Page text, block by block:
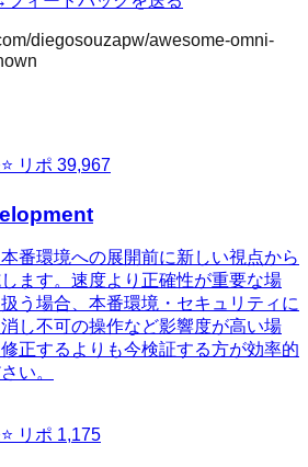
diegosouzapw/awesome-omni-
⭐ リポ 39,967
番環境への展開前に新しい視点から
ます。速度より正確性が重要な場
う場合、本番環境・セキュリティに
し不可の操作など影響度が高い場
正するよりも今検証する方が効率的
い。
⭐ リポ 1,175